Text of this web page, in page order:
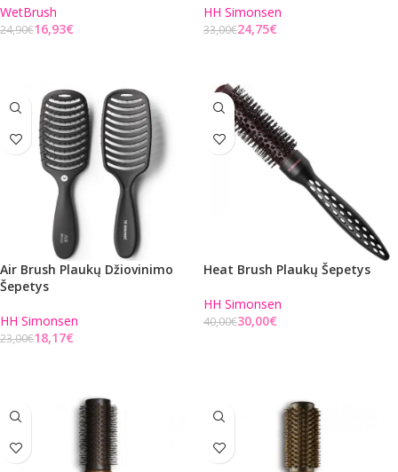
WetBrush
24,90€16,93€
HH Simonsen
33,00€24,75€
Air Brush Plaukų Džiovinimo
Šepetys
HH Simonsen
23,00€18,17€
Heat Brush Plaukų Šepetys
HH Simonsen
40,00€30,00€